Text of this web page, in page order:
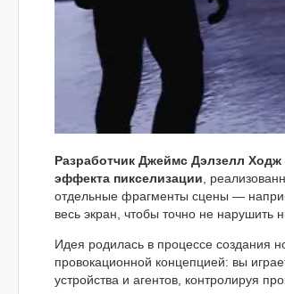
Разработчик Джеймс Дэлзелл Ходж
эффекта пикселизации ,
отдельные фрагменты сцены —
весь экран, чтобы точно не нарушить
Идея родилась в процессе создания
провокационной концепцией: вы
устройства и агентов, контролируя